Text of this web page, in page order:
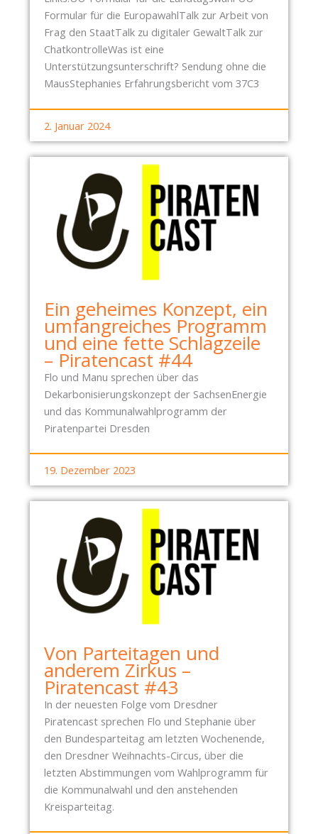
N
V
A
D
Formular für die EuropawahlTalk zur Arbeit von
Frag den StaatTalk zu digitaler GewaltTalk zur
ChatkontrolleWas ist eine
Unterstützungsunterschrift? Sendung ohne die
MausStephanies Erfahrungsbericht vom 37C3
2. Januar 2024
Ein geheimes Konzept, ein
umfangreiches Programm
und eine fette Schlagzeile
– Piratencast #44
Flo und Manu sprechen über das
Dekarbonisierungskonzept der SachsenEnergie
und das Kommunalwahlprogramm der
Piratenpartei Dresden
19. Dezember 2023
Von Parteitagen und
anderem Zirkus –
Piratencast #43
In der neuesten Folge vom Dresdner
Piratencast sprechen Flo und Stephanie über
den Bundesparteitag am letzten Wochenende,
den Dresdner Weihnachts-Circus, über die
letzten Abstimmungen vom Wahlprogramm für
die Kommunalwahl und den anstehenden
Kreisparteitag.